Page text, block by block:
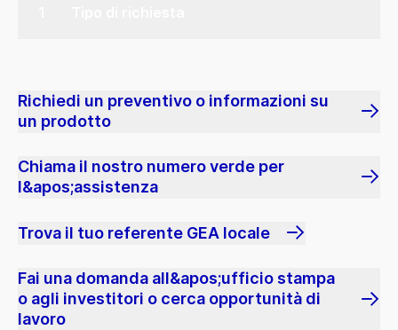
Richiedi un preventivo o informazioni su
un prodotto
Chiama il nostro numero verde per
l&apos;assistenza
Trova il tuo referente GEA locale
Fai una domanda all&apos;ufficio stampa
o agli investitori o cerca opportunità di
lavoro